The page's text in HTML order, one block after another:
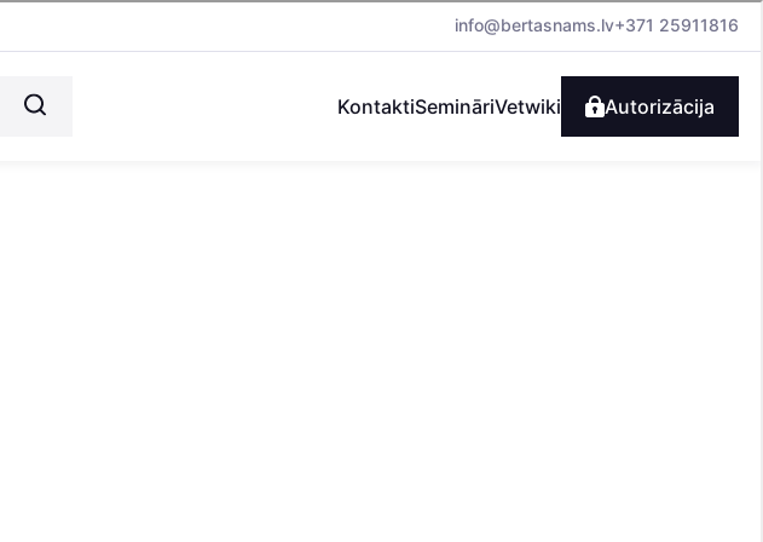
info@bertasnams.lv+371 25911816
KontaktiSemināriVetwiki Autorizācija